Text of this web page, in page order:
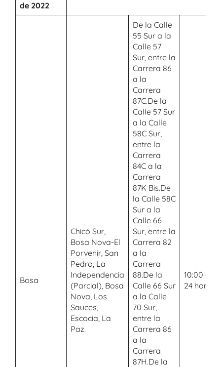
de 2022
Bosa
Chicó Sur,
Bosa Nova-El
Porvenir, San
Pedro, La
Independencia
(Parcial), Bosa
Nova, Los
Sauces,
Escocia, La
Paz.
De la Calle
55 Sur a la
Calle 57
Sur, entre la
Carrera 86
a la
Carrera
87C.De la
Calle 57 Sur
a la Calle
58C Sur,
entre la
Carrera
84C a la
Carrera
87K Bis.De
la Calle 58C
Sur a la
Calle 66
Sur, entre la
Carrera 82
a la
Carrera
88.De la
Calle 66 Sur
a la Calle
70 Sur,
entre la
Carrera 86
a la
Carrera
87H.De la
10:00 a.m.
24 horas